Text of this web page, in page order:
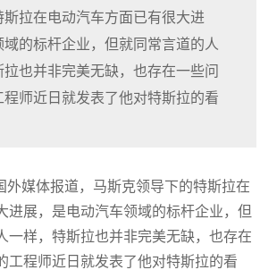
拉在电动汽车方面已有很大进
的标杆企业，但就同常言道的人
也并非完美无缺，也存在一些问
师近日就发表了他对特斯拉的看
外媒体报道，马斯克领导下的特斯拉在
进展，是电动汽车领域的标杆企业，但
一样，特斯拉也并非完美无缺，也存在
工程师近日就发表了他对特斯拉的看